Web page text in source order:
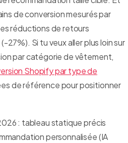
de conversion mesurés par
réductions de retours
27%). Si tu veux aller plus loin sur
par catégorie de vêtement,
Shopify par type de
de référence pour positionner
: tableau statique précis
personnalisée (IA